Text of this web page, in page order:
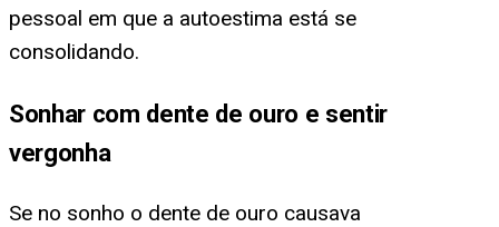
pessoal em que a autoestima está se
consolidando.
Sonhar com dente de ouro e sentir
vergonha
Se no sonho o dente de ouro causava